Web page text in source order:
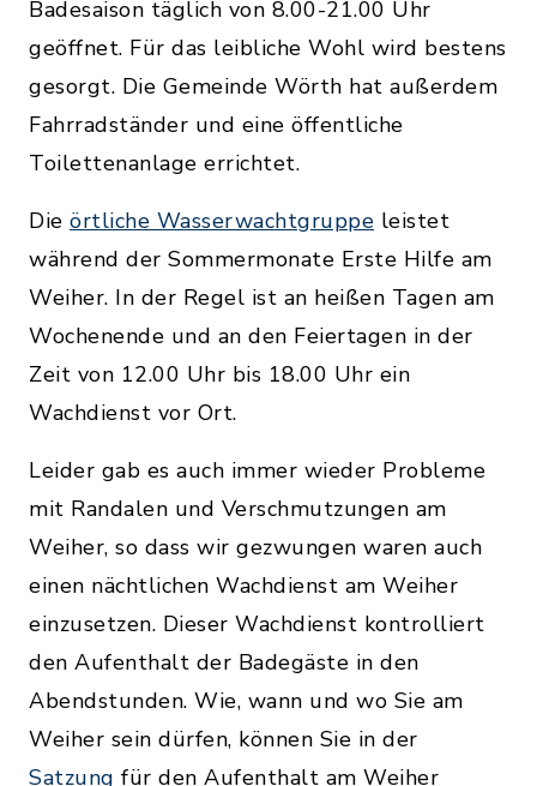
Badesaison täglich von 8.00-21.00 Uhr
geöffnet. Für das leibliche Wohl wird bestens
gesorgt. Die Gemeinde Wörth hat außerdem
Fahrradständer und eine öffentliche
Toilettenanlage errichtet.
Die örtliche Wasserwachtgruppe leistet
während der Sommermonate Erste Hilfe am
Weiher. In der Regel ist an heißen Tagen am
Wochenende und an den Feiertagen in der
Zeit von 12.00 Uhr bis 18.00 Uhr ein
Wachdienst vor Ort.
Leider gab es auch immer wieder Probleme
mit Randalen und Verschmutzungen am
Weiher, so dass wir gezwungen waren auch
einen nächtlichen Wachdienst am Weiher
einzusetzen. Dieser Wachdienst kontrolliert
den Aufenthalt der Badegäste in den
Abendstunden. Wie, wann und wo Sie am
Weiher sein dürfen, können Sie in der
Satzung für den Aufenthalt am Weiher